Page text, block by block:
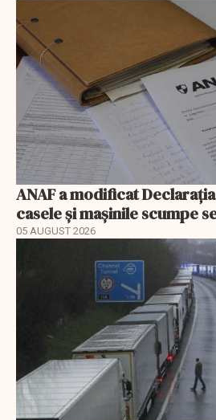
ANAF a modificat
casele și mașinile scumpe
05 AUGUST 2026